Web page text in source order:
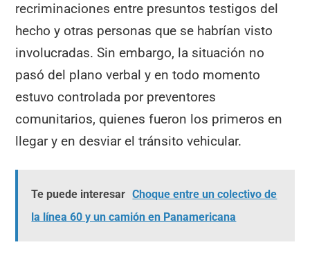
recriminaciones entre presuntos testigos del
hecho y otras personas que se habrían visto
involucradas. Sin embargo, la situación no
pasó del plano verbal y en todo momento
estuvo controlada por preventores
comunitarios, quienes fueron los primeros en
llegar y en desviar el tránsito vehicular.
Te puede interesar Choque entre un colectivo de
la línea 60 y un camión en Panamericana